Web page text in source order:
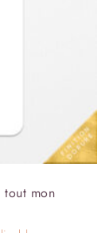
tout mon